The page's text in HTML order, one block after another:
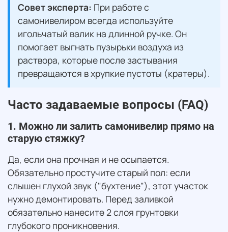
Совет эксперта: При работе с
самонивелиром всегда используйте
игольчатый валик на длинной ручке. Он
помогает выгнать пузырьки воздуха из
раствора, которые после застывания
превращаются в хрупкие пустоты (кратеры).
Часто задаваемые вопросы (FAQ)
1. Можно ли залить самонивелир прямо на
старую стяжку?
Да, если она прочная и не осыпается.
Обязательно простучите старый пол: если
слышен глухой звук ("бухтение"), этот участок
нужно демонтировать. Перед заливкой
обязательно нанесите 2 слоя грунтовки
глубокого проникновения.